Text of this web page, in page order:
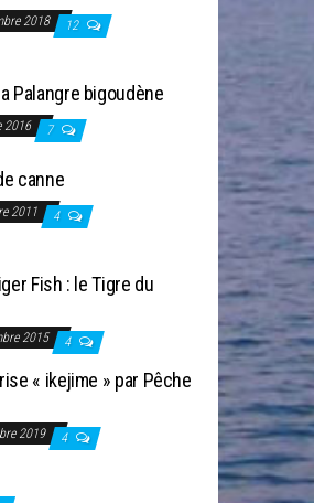
2018 12
Palangre bigoudène
2016 7
canne
2011 4
Fish : le Tigre du
2015 4
« ikejime » par Pêche
2019 4